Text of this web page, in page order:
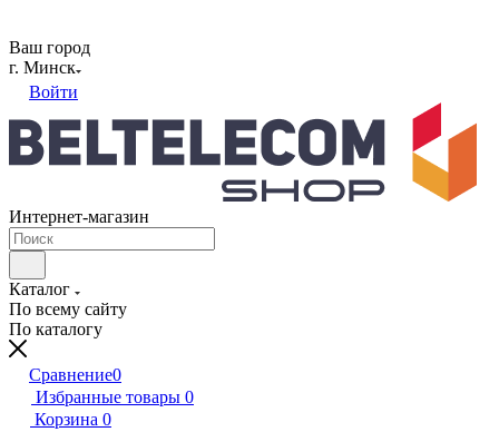
Ваш город
г. Минск
Войти
Интернет-магазин
Каталог
По всему сайту
По каталогу
Сравнение0
Избранные товары 0
Корзина 0